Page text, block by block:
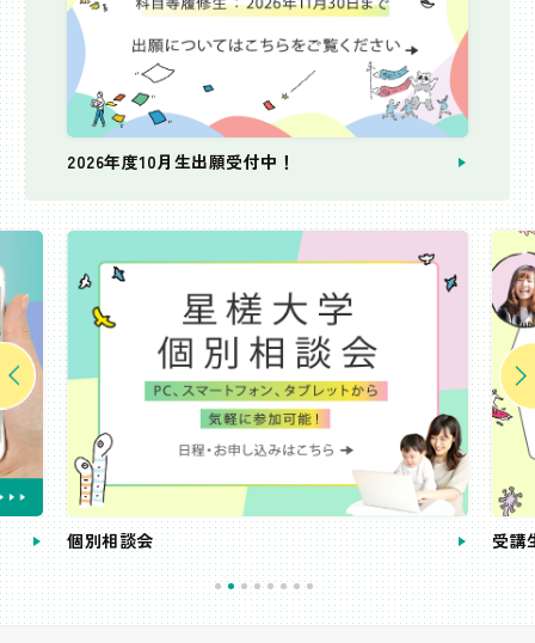
2026年度10月生出願受付中！
個別相談会 受講